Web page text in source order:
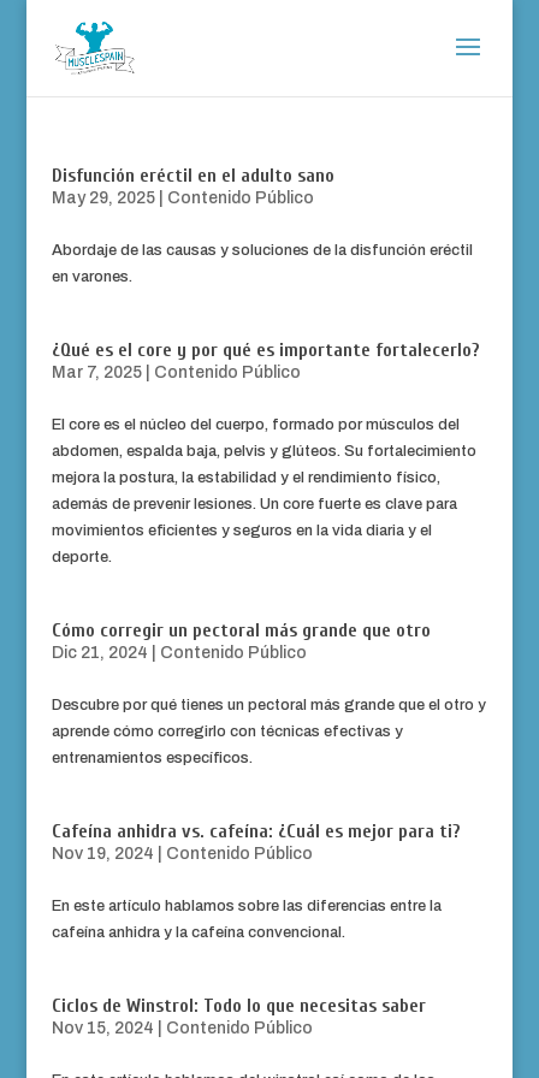
Disfunción eréctil en el adulto sano
May 29, 2025| Contenido Público
Abordaje de las causas y soluciones de la disfunción eréctil
en varones.
¿Qué es el core y por qué es importante fortalecerlo?
Mar 7, 2025| Contenido Público
El core es el núcleo del cuerpo, formado por músculos del
abdomen, espalda baja, pelvis y glúteos. Su fortalecimiento
mejora la postura, la estabilidad y el rendimiento físico,
además de prevenir lesiones. Un core fuerte es clave para
movimientos eficientes y seguros en la vida diaria y el
deporte.
Cómo corregir un pectoral más grande que otro
Dic 21, 2024 Contenido Público
Descubre por qué tienes un pectoral más grande que el otro y
aprende cómo corregirlo con técnicas efectivas y
entrenamientos específicos.
Cafeína anhidra vs. cafeína: ¿Cuál es mejor para ti?
Nov 19, 2024 Contenido Público
En este artículo hablamos sobre las diferencias entre la
cafeína anhidra y la cafeína convencional.
Ciclos de Winstrol: Todo lo que necesitas saber
Nov 15, 2024 Contenido Público